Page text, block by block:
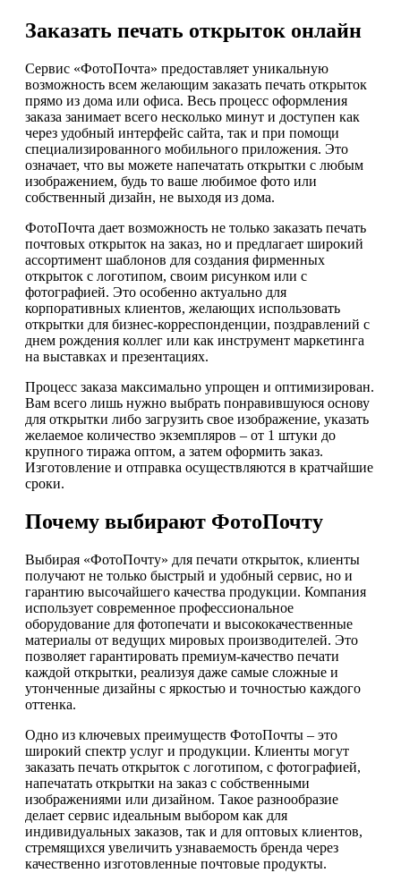
Заказать печать открыток онлайн
Сервис «ФотоПочта» предоставляет уникальную
возможность всем желающим заказать печать открыток
прямо из дома или офиса. Весь процесс оформления
заказа занимает всего несколько минут и доступен как
через удобный интерфейс сайта, так и при помощи
специализированного мобильного приложения. Это
означает, что вы можете напечатать открытки с любым
изображением, будь то ваше любимое фото или
собственный дизайн, не выходя из дома.
ФотоПочта дает возможность не только заказать печать
почтовых открыток на заказ, но и предлагает широкий
ассортимент шаблонов для создания фирменных
открыток с логотипом, своим рисунком или с
фотографией. Это особенно актуально для
корпоративных клиентов, желающих использовать
открытки для бизнес-корреспонденции, поздравлений с
днем рождения коллег или как инструмент маркетинга
на выставках и презентациях.
Процесс заказа максимально упрощен и оптимизирован.
Вам всего лишь нужно выбрать понравившуюся основу
для открытки либо загрузить свое изображение, указать
желаемое количество экземпляров – от 1 штуки до
крупного тиража оптом, а затем оформить заказ.
Изготовление и отправка осуществляются в кратчайшие
сроки.
Почему выбирают ФотоПочту
Выбирая «ФотоПочту» для печати открыток, клиенты
получают не только быстрый и удобный сервис, но и
гарантию высочайшего качества продукции. Компания
использует современное профессиональное
оборудование для фотопечати и высококачественные
материалы от ведущих мировых производителей. Это
позволяет гарантировать премиум-качество печати
каждой открытки, реализуя даже самые сложные и
утонченные дизайны с яркостью и точностью каждого
оттенка.
Одно из ключевых преимуществ ФотоПочты – это
широкий спектр услуг и продукции. Клиенты могут
заказать печать открыток с логотипом, с фотографией,
напечатать открытки на заказ с собственными
изображениями или дизайном. Такое разнообразие
делает сервис идеальным выбором как для
индивидуальных заказов, так и для оптовых клиентов,
стремящихся увеличить узнаваемость бренда через
качественно изготовленные почтовые продукты.